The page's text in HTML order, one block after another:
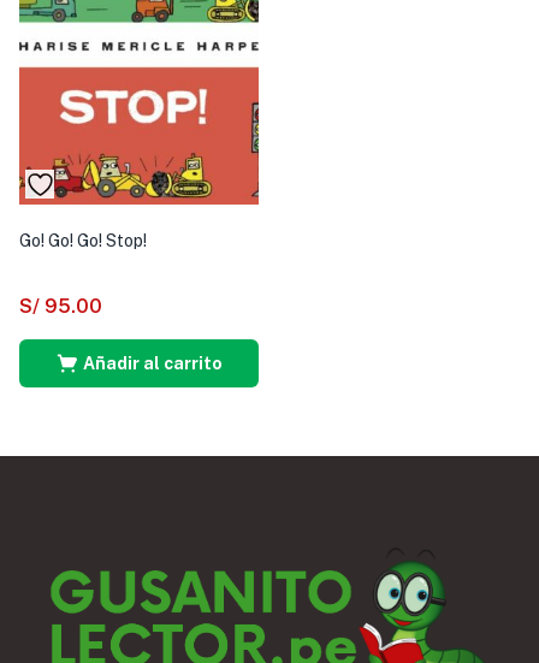
Go! Go! Go! Stop!
S/ 95.00
Añadir al carrito